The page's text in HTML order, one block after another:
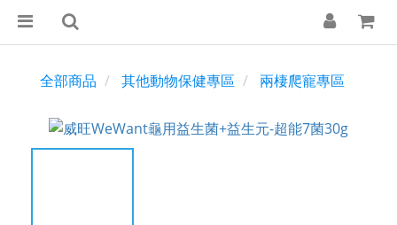
全部商品 其他動物保健專區 兩棲爬寵專區